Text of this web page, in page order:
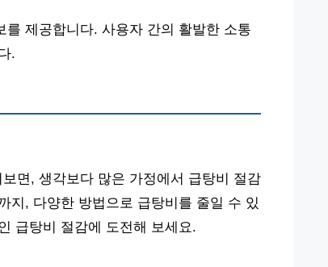
제공합니다. 사용자 간의 활발한 소통
.
면, 생각보다 많은 가정에서 급탕비 절감
지, 다양한 방법으로 급탕비를 줄일 수 있
급탕비 절감에 도전해 보세요.